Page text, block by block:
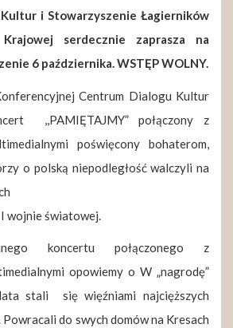
i Stowarzyszenie Łagierników
serdecznie zaprasza na
6 października. WSTĘP WOLNY.
Centrum Dialogu Kultur
,,PAMIĘTAJMY” połączony z
poświęcony bohaterom,
o polską niepodległość walczyli na
wojnie światowej.
koncertu połączonego z
opowiemy o W „nagrodę”
stali się więźniami najcięższych
do swych domów na Kresach